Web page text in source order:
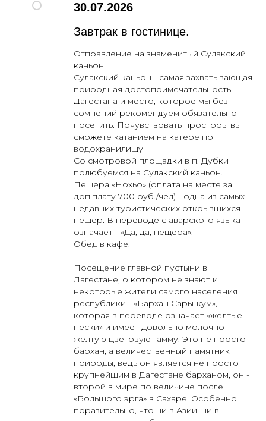
30.07.2026
Завтрак в гостинице.
Отправление на знаменитый Сулакский
каньон
Сулакский каньон - самая захватывающая
природная достопримечательность
Дагестана и место, которое мы без
сомнений рекомендуем обязательно
посетить. Почувствовать просторы вы
сможете катанием на катере по
водохранилищу
Со смотровой площадки в п. Дубки
полюбуемся на Сулакский каньон.
Пещера «Нохьо» (оплата на месте за
доп.плату 700 руб./чел) - одна из самых
недавних туристических открывшихся
пещер. В переводе с аварского языка
означает - «Да, да, пещера».
Обед в кафе.
Посещение главной пустыни в
Дагестане, о котором не знают и
некоторые жители самого населения
республики - «Бархан Сары-кум»,
которая в переводе означает «жёлтые
пески» и имеет довольно молочно-
желтую цветовую гамму. Это не просто
бархан, а величественный памятник
природы, ведь он является не просто
крупнейшим в Дагестане барханом, он -
второй в мире по величине после
«Большого эрга» в Сахаре. Особенно
поразительно, что ни в Азии, ни в
О нас
Отзывы
Контакты
О компании Туры
Горящие
туры
Прием в г. Бор
Школьные туры
Отправление
Для агентов
Оплата и доставка